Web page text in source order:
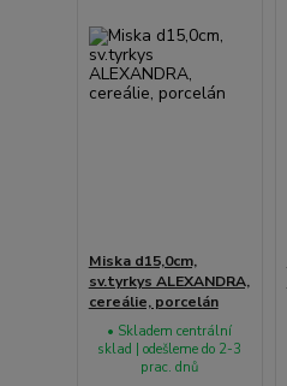
Miska d15,0cm,
sv.tyrkys ALEXANDRA,
cereálie, porcelán
• Skladem centrální
sklad | odešleme do 2-3
prac. dnů